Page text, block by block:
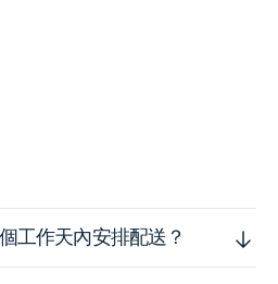
工作天內安排配送？